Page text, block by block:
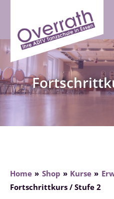
content
Home Shop Kurse
Fortschrittkurs / Stufe 2